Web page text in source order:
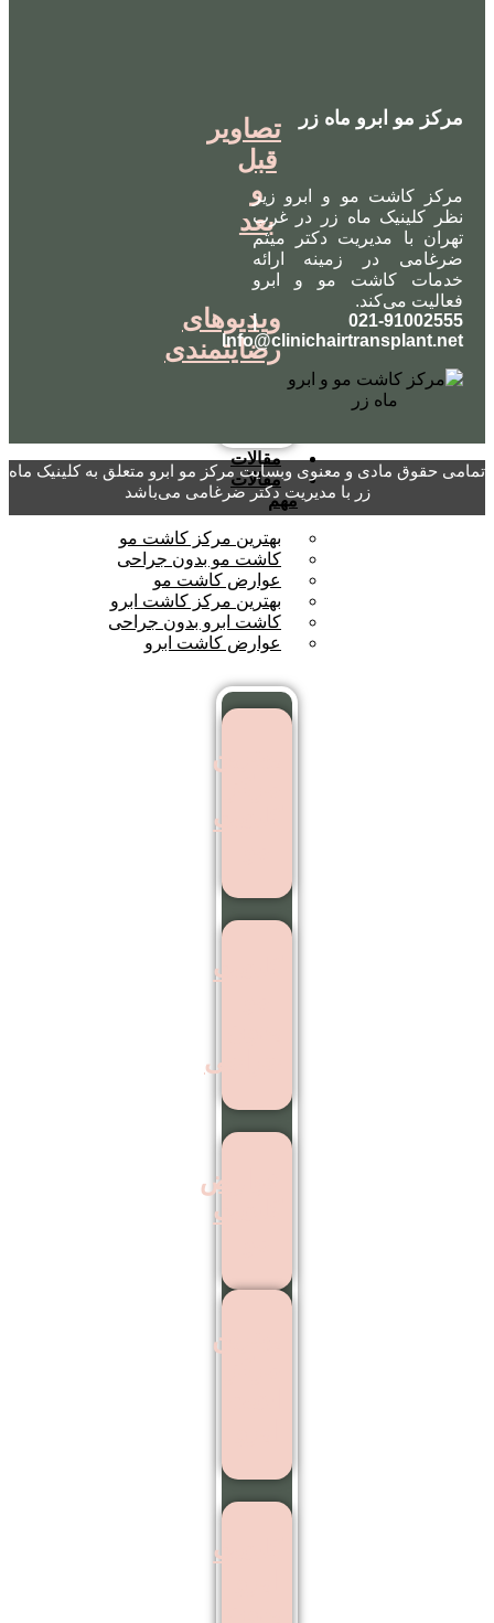
تصاویر
قبل
و
بعد
ویدیوهای
رضایتمندی
مقالات
مقالات
مهم
بهترین مرکز کاشت مو
کاشت مو بدون جراحی
عوارض کاشت مو
بهترین مرکز کاشت ابرو
کاشت ابرو بدون جراحی
عوارض کاشت ابرو
بهترین
کاشت
کاشت
جراحی
عوارض
کاشت
بهترین
کاشت
مرکز مو ابرو ماه زر
مرکز کاشت مو و ابرو زیر
نظر کلینیک ماه زر در غرب
تهران با مدیریت دکتر میثم
ضرغامی در زمینه ارائه
خدمات کاشت مو و ابرو
فعالیت می‌کند.
021-91002555 |
Info@clinichairtransplant.net
تمامی حقوق مادی و معنوی وبسایت مرکز مو ابرو متعلق به کلینیک ماه
زر با مدیریت دکتر ضرغامی می‌باشد